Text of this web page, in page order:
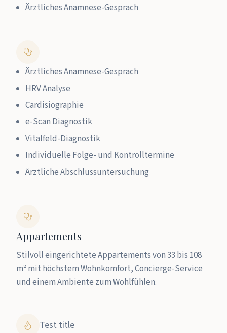
Ärztliches Anamnese-Gespräch
Ärztliches Anamnese-Gespräch
HRV Analyse
Cardisiographie
e-Scan Diagnostik
Vitalfeld-Diagnostik
Individuelle Folge- und Kontrolltermine
Ärztliche Abschlussuntersuchung
Appartements
Stilvoll eingerichtete Appartements von 33 bis 108
m² mit höchstem Wohnkomfort, Concierge-Service
und einem Ambiente zum Wohlfühlen.
Test title